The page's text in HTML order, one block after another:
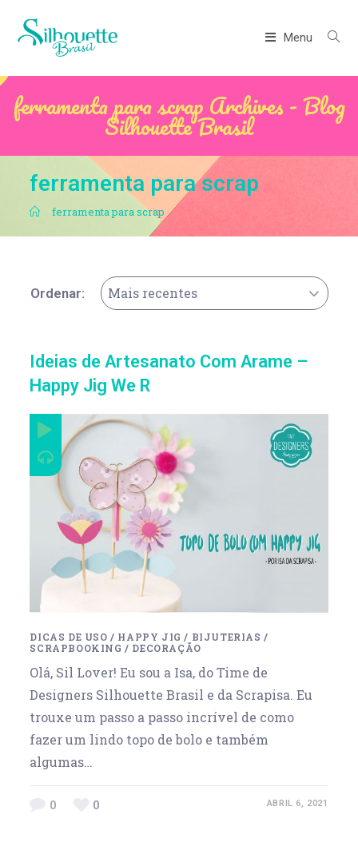
Menu
ferramenta para scrap Archives - Blog
Silhouette Brasil
ferramenta para scrap
. ferramenta para scrap
Ordenar: Mais recentes
Ideias de Artesanato Com Arame –
Happy Jig We R
DICAS DE USO / HAPPY JIG / BIJUTERIAS /
SCRAPBOOKING / DECORAÇÃO
Olá, Sil Lover! Eu sou a Isa, do Time de
Designers Silhouette Brasil e da Scrapisa. Eu
trouxe um passo a passo incrível de como
fazer um lindo topo de bolo e também
algumas…
0 0 ABRIL 6, 2021